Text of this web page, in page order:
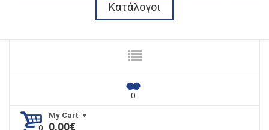
Κατάλογοι
My Cart
0.00€